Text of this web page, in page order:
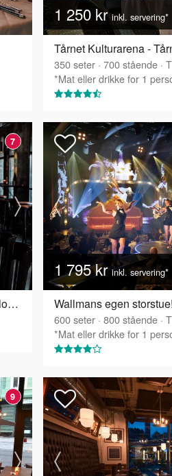
1 250 krinkl. servering*
Tårnet Kulturarena -
350seter · 700stående ·
*Mat eller drikke for 1
7
Smelteverket - Arrangement og konferanselokale
1 795 kr inkl. servering*
600seter · 800stående ·
*Mat eller drikke for 1
9